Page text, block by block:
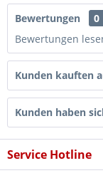
Bewertungen
0
Bewertungen
Kunden kauften
Kunden haben
Service Hotline